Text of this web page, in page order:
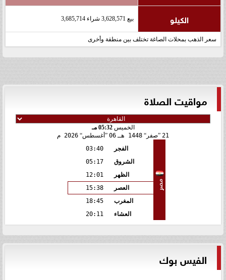
الكيلو بيع 3,628,571 شراء 3,685,714
سعر الذهب بمحلات الصاغة تختلف بين منطقة وأخرى
مواقيت الصلاة
الخميس05:32 مـ
21
صفر 1448 هـ 06 أغسطس 2026 م
مصر
الفجر
03:40
الشروق
05:17
الظهر
12:01
العصر
15:38
المغرب
18:45
العشاء
20:11
الفيس بوك